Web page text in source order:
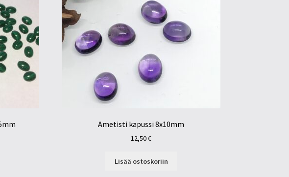
Ametisti kapussi 8x10mm
12,50€
Lisää ostoskoriin